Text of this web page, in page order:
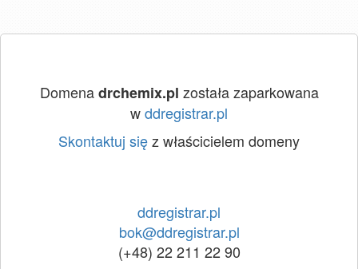
Domenadrchemix.pl została zaparkowana
wddregistrar.pl
Skontaktuj sięz właścicielem domeny
ddregistrar.pl
bok@ddregistrar.pl
(+48) 22 211 22 90